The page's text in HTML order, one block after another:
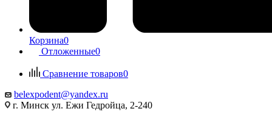
Корзина0
Отложенные0
Сравнение товаров0
belexpodent@yandex.ru
г. Минск ул. Ежи Гедройца, 2-240